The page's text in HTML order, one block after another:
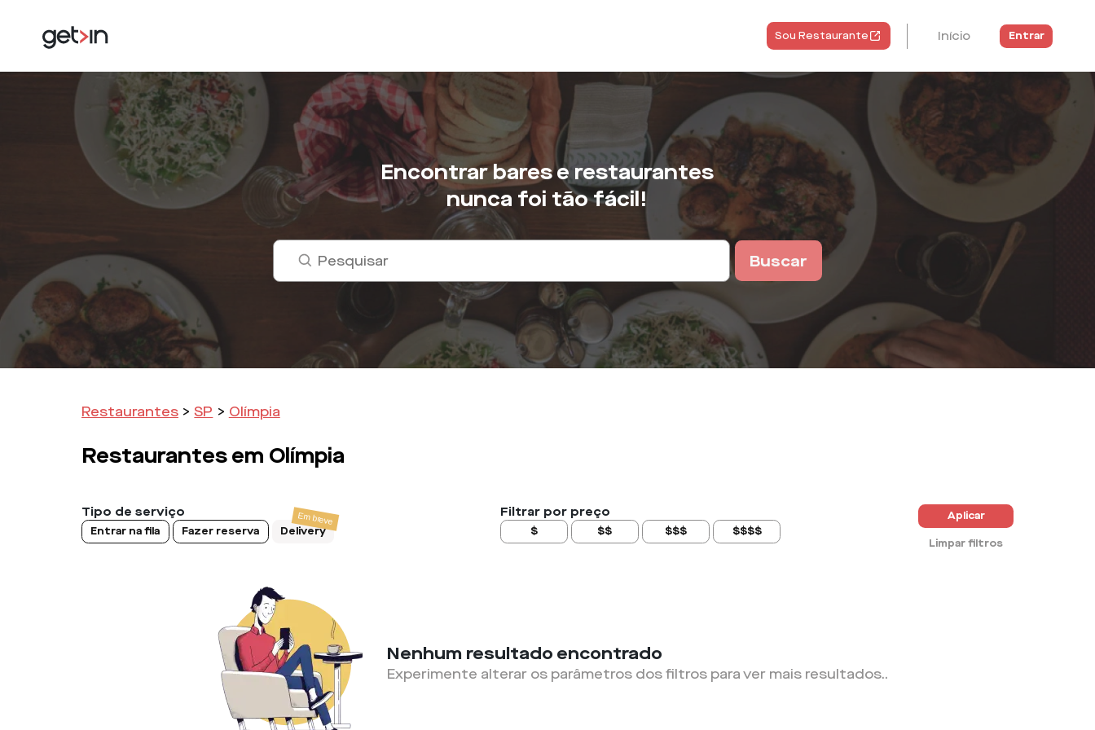
Sou Restaurante Início Entrar
Encontrar bares e restaurantes
nunca foi tão fácil!
Buscar
Restaurantes > SP > Olímpia
Restaurantes em Olímpia
Tipo de serviço
Entrar na fila Fazer reserva Delivery
Filtrar por preço
$ $$ $$$ $$$$
Aplicar
Limpar filtros
Nenhum resultado encontrado
Experimente alterar os parâmetros dos filtros para ver mais resultados..